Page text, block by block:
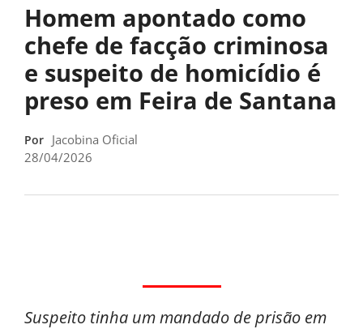
Homem apontado como
chefe de facção criminosa
e suspeito de homicídio é
preso em Feira de Santana
Por Jacobina Oficial
28/04/2026
Suspeito tinha um mandado de prisão em